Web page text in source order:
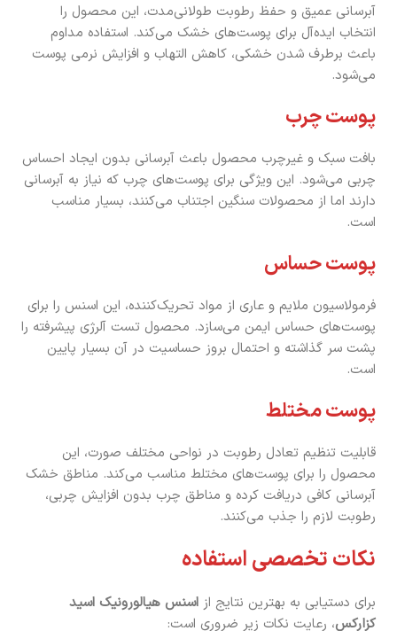
آبرسانی عمیق و حفظ رطوبت طولانی‌مدت، این محصول را
انتخاب ایده‌آل برای پوست‌های خشک می‌کند. استفاده مداوم
باعث برطرف شدن خشکی، کاهش التهاب و افزایش نرمی پوست
می‌شود.
پوست چرب
بافت سبک و غیرچرب محصول باعث آبرسانی بدون ایجاد احساس
چربی می‌شود. این ویژگی برای پوست‌های چرب که نیاز به آبرسانی
دارند اما از محصولات سنگین اجتناب می‌کنند، بسیار مناسب
است.
پوست حساس
فرمولاسیون ملایم و عاری از مواد تحریک‌کننده، این اسنس را برای
پوست‌های حساس ایمن می‌سازد. محصول تست آلرژی پیشرفته را
پشت سر گذاشته و احتمال بروز حساسیت در آن بسیار پایین
است.
پوست مختلط
قابلیت تنظیم تعادل رطوبت در نواحی مختلف صورت، این
محصول را برای پوست‌های مختلط مناسب می‌کند. مناطق خشک
آبرسانی کافی دریافت کرده و مناطق چرب بدون افزایش چربی،
رطوبت لازم را جذب می‌کنند.
نکات تخصصی استفاده
برای دستیابی به بهترین نتایج از اسنس هیالورونیک اسید
کزارکس، رعایت نکات زیر ضروری است: